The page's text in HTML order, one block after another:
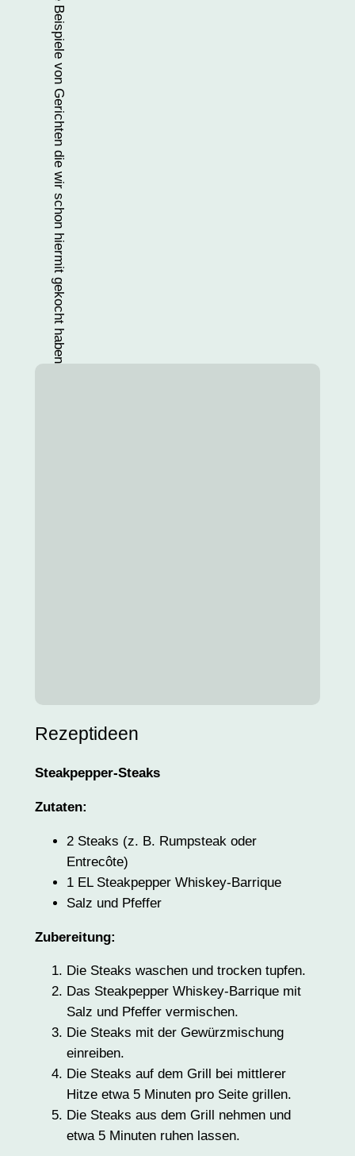
Einige Beispiele von Gerichten die wir schon hiermit gekocht haben
Rezeptideen
Steakpepper-Steaks
Zutaten:
2 Steaks (z. B. Rumpsteak oder
Entrecôte)
1 EL Steakpepper Whiskey-Barrique
Salz und Pfeffer
Zubereitung:
Die Steaks waschen und trocken tupfen.
Das Steakpepper Whiskey-Barrique mit
Salz und Pfeffer vermischen.
Die Steaks mit der Gewürzmischung
einreiben.
Die Steaks auf dem Grill bei mittlerer
Hitze etwa 5 Minuten pro Seite grillen.
Die Steaks aus dem Grill nehmen und
etwa 5 Minuten ruhen lassen.